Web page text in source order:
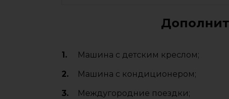
Машина с детским креслом;
Машина с кондиционером;
Междугородние поездки;